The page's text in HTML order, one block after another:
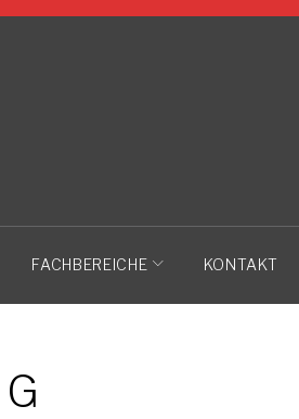
FACHBEREICHE KONTAKT